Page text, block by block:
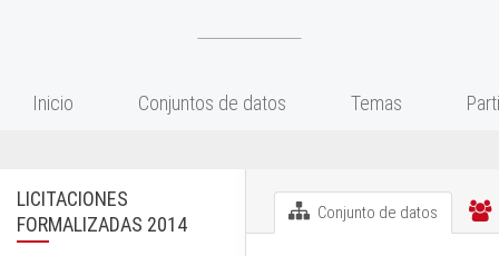
Inicio Conjuntos de datos Temas
Conjunto de datos
LICITACIONES
FORMALIZADAS 2014